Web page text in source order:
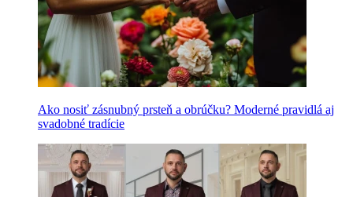
Ako nosiť zásnubný prsteň a obrúčku? Moderné pravidlá aj
svadobné tradície